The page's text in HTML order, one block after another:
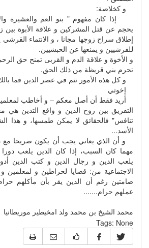
و كخلاصة:
إذا كان مفهوم " بنو العم والعشيرة
يحجم عن قتل المشركين و علاقة الأبوة بين
إطلاق سراح زوجها مجانا ، و الانتماء القرشي
للقرشيين و يمنعها عن الحبشيين.
و الأخوة و علاقة الدم و القربى تمنح حق
تحرم بني قريظة من ذلك الحق.
و كل هذه الأمور تتم في عصر الدين فما بالك
إخوتي
أريد فقط أن أصل معكم – و أخاطب لمعلمين
التفريق بين روح الدين و واقع التدين هي
تنافس" فالحقائق لا يمكن طمسها، و هذا
الأسد...
و أن الذي يعاني يجب أن يكون صريحا مع
مهما كان السبب، إذا كان الدين يلعب دورا
يلعب الدين و رجال الدين و كتب الدين
الاجتماعية من: قضايا لحراطين و لمعلمين و
صامتين رغم أن الدين يقر بأن مأكلهم
عملهم حرام.......
محمد الشيخ بن محمد ولد امخيطير موريطانيا
Tags:None